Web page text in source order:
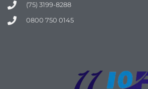
(75) 3199-8288
0800 750 0145